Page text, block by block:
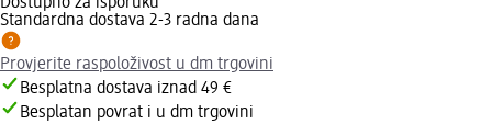
Standardna dostava 2-3 radna dana
Provjerite raspoloživost u dm trgovini
Besplatna dostava iznad 49 €
Besplatan povrat i u dm trgovini